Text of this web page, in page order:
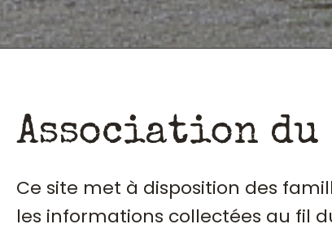
Association du
Ce site met à disposition des
les informations collectées au fil